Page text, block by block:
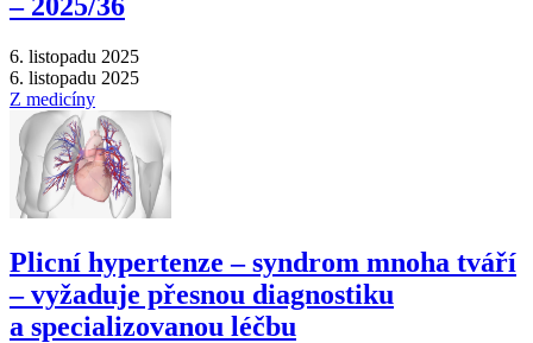
6. listopadu 2025
6. listopadu 2025
Z medicíny
Plicní hypertenze –⁠ syndrom mnoha tváří
–⁠ vyžaduje přesnou diagnostiku
a specializovanou léčbu